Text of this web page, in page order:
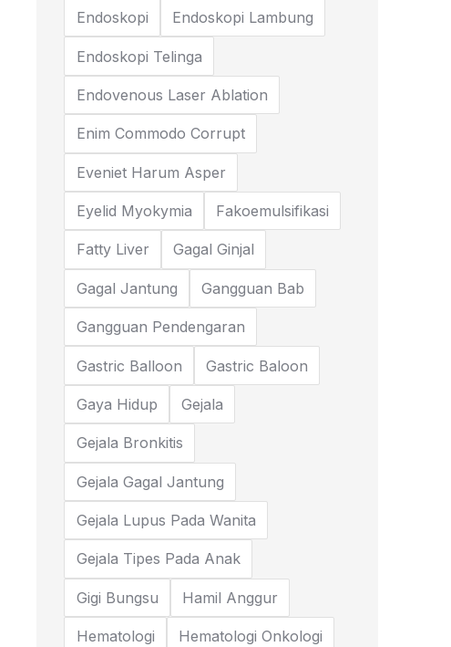
Endoskopi Endoskopi Lambung
Endoskopi Telinga
Endovenous Laser Ablation
Enim Commodo Corrupt
Eveniet Harum Asper
Eyelid Myokymia Fakoemulsifikasi
Fatty Liver Gagal Ginjal
Gagal Jantung Gangguan Bab
Gangguan Pendengaran
Gastric Balloon Gastric Baloon
Gaya Hidup Gejala
Gejala Bronkitis
Gejala Gagal Jantung
Gejala Lupus Pada Wanita
Gejala Tipes Pada Anak
Gigi Bungsu Hamil Anggur
Hematologi Hematologi Onkologi